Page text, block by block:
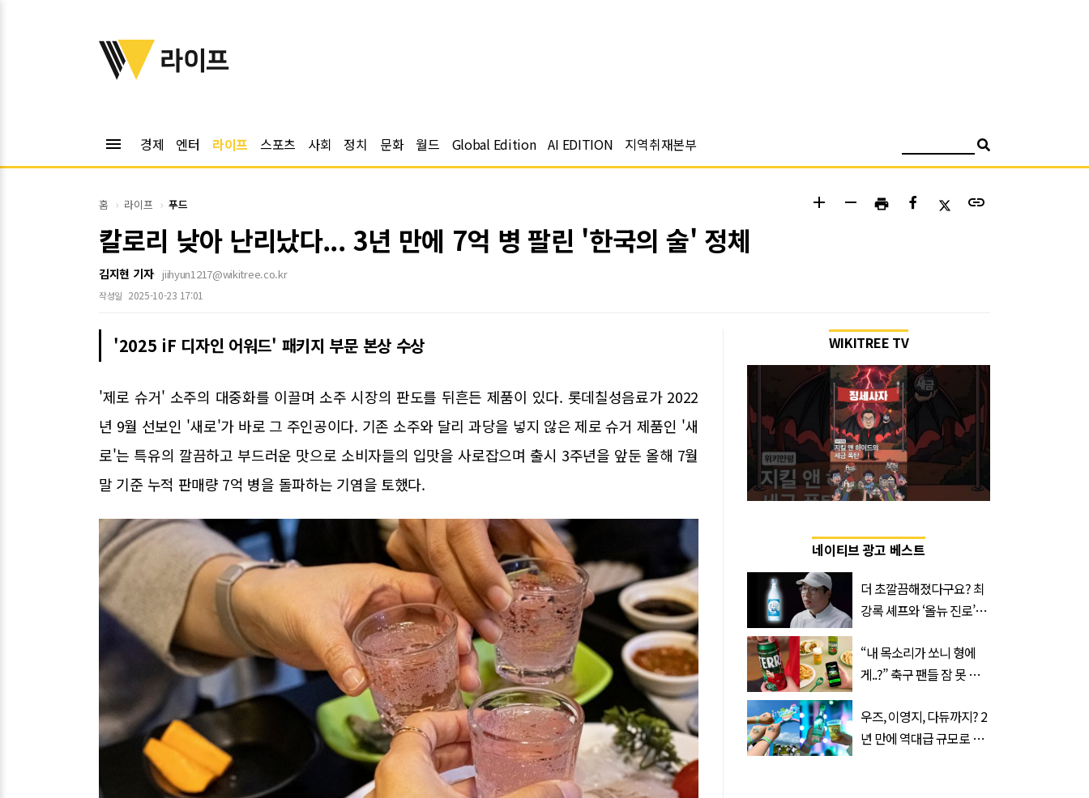
위키트리
라이프
menu 경제 엔터 라이프 스포츠 사회 정치 문화 월드 Global Edition AI EDITION 지역취재본부
홈 라이프 푸드 add remove print link
칼로리 낮아 난리났다... 3년 만에 7억 병 팔린 '한국의 술' 정체
김지현 기자 jiihyun1217@wikitree.co.kr
작성일 2025-10-23 17:01
'2025 iF 디자인 어워드' 패키지 부문 본상 수상
'제로 슈거' 소주의 대중화를 이끌며 소주 시장의 판도를 뒤흔든 제품이 있다. 롯데칠성음료가 2022
년 9월 선보인 '새로'가 바로 그 주인공이다. 기존 소주와 달리 과당을 넣지 않은 제로 슈거 제품인 '새
로'는 특유의 깔끔하고 부드러운 맛으로 소비자들의 입맛을 사로잡으며 출시 3주년을 앞둔 올해 7월
말 기준 누적 판매량 7억 병을 돌파하는 기염을 토했다.
WIKITREE TV
네이티브 광고 베스트
더 초깔끔해졌다구요? 최
강록 셰프와 ‘올뉴 진로’의
“내 목소리가 쏘니 형에
게..?” 축구 팬들 잠 못 들
트
우즈, 이영지, 다듀까지? 2
년 만에 역대급 규모로 돌